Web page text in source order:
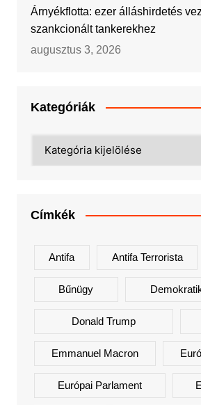
Árnyékflotta: ezer álláshirdetés
szankcionált tankerekhez
augusztus 3, 2026
Kategóriák
Címkék
Antifa Antifa Terrorista
Bűnügy
Donald Trump
Emmanuel Macron
Európai Parlament